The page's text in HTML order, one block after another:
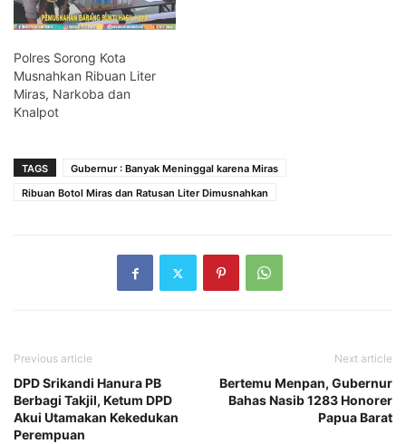
Polres Sorong Kota
Musnahkan Ribuan Liter
Miras, Narkoba dan
Knalpot
TAGS
Gubernur : Banyak Meninggal karena Miras
Ribuan Botol Miras dan Ratusan Liter Dimusnahkan
Previous article
DPD Srikandi Hanura PB
Berbagi Takjil, Ketum DPD
Akui Utamakan Kekedukan
Perempuan
Next article
Bertemu Menpan, Gubernur
Bahas Nasib 1283 Honorer
Papua Barat